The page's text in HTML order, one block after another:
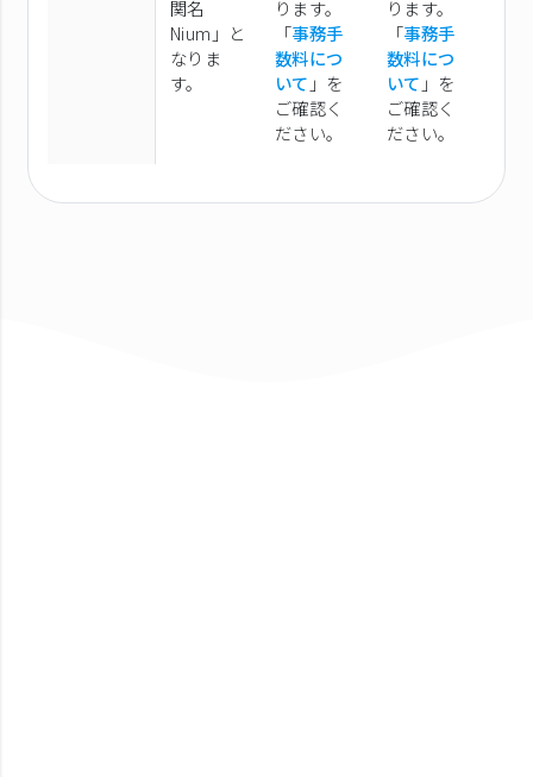
関名
Nium」と
なりま
す。
ります。
「事務手
数料につ
いて 」を
ご確認く
ださい。
ります。
「事務手
数料につ
いて 」を
ご確認く
ださい。